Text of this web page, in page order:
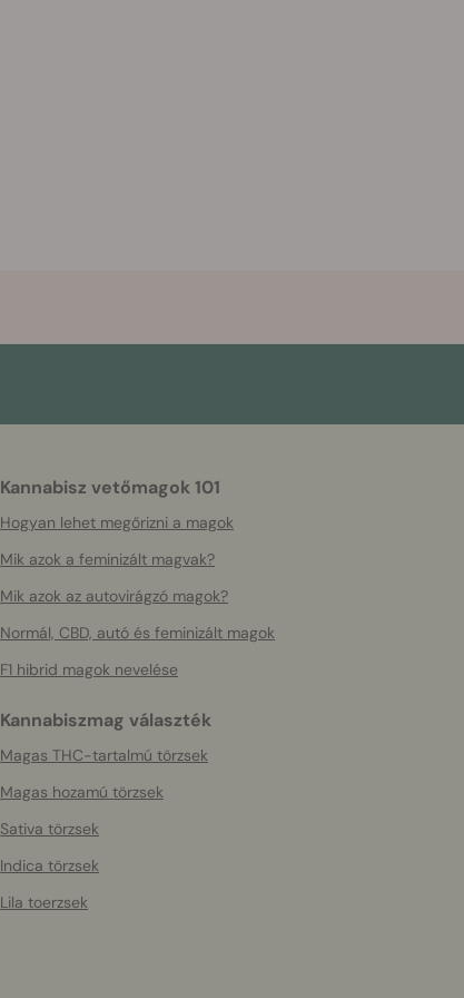
Kannabisz vetőmagok 101
Hogyan lehet megőrizni a magok
Mik azok a feminizált magvak?
Mik azok az autovirágzó magok?
Normál, CBD, autó és feminizált magok
F1 hibrid magok nevelése
Kannabiszmag választék
Magas THC-tartalmú törzsek
Magas hozamú törzsek
Sativa törzsek
Indica törzsek
Lila toerzsek